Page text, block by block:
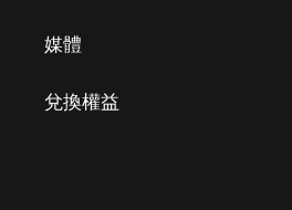
媒體
兌換權益